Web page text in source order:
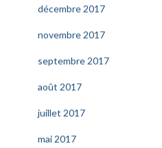
décembre 2017
novembre 2017
septembre 2017
août 2017
juillet 2017
mai 2017